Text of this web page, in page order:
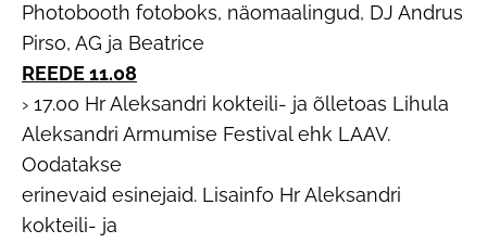
Photobooth fotoboks, näomaalingud, DJ Andrus
Pirso, AG ja Beatrice
REEDE 11.08
› 17.00 Hr Aleksandri kokteili- ja õlletoas Lihula
Aleksandri Armumise Festival ehk LAAV.
Oodatakse
erinevaid esinejaid. Lisainfo Hr Aleksandri
kokteili- ja